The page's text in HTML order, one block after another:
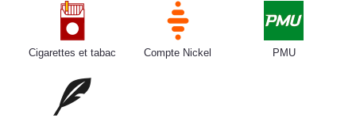
Cigarettes et tabac Compte Nickel PMU